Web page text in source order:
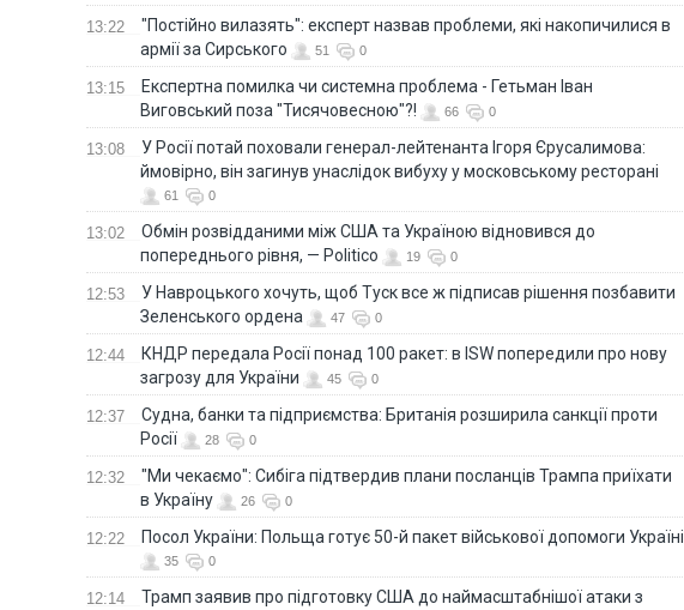
13:22
"Постійно вилазять": експерт назвав проблеми, які накопичилися в
армії за Сирського
51 0
13:15
Eкспертна помилка чи системна проблема - Гетьман Іван
Виговський поза "Тисячовесною"?!
66 0
13:08
У Росії потай поховали генерал-лейтенанта Ігоря Єрусалимова:
ймовірно, він загинув унаслідок вибуху у московському ресторані
61 0
13:02
Обмін розвідданими між США та Україною відновився до
попереднього рівня, — Politico
19 0
12:53
У Навроцького хочуть, щоб Туск все ж підписав рішення позбавити
Зеленського ордена
47 0
12:44
КНДР передала Росії понад 100 ракет: в ISW попередили про нову
загрозу для України
45 0
12:37
Судна, банки та підприємства: Британія розширила санкції проти
Росії
28 0
12:32
"Ми чекаємо": Сибіга підтвердив плани посланців Трампа приїхати
в Україну
26 0
12:22 Посол України: Польща готує 50-й пакет військової допомоги Україні
35 0
12:14
Трамп заявив про підготовку США до наймасштабнішої атаки з